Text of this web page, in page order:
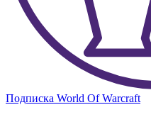
Подписка World Of Warcraft